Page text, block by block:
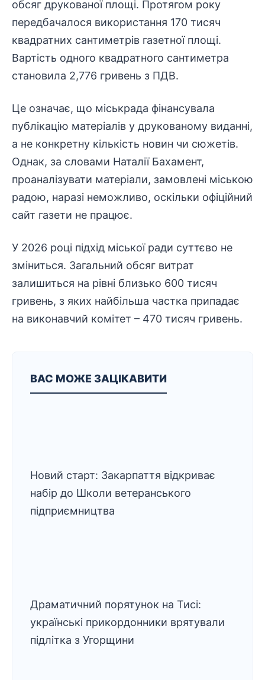
обсяг друкованої площі. Протягом року
передбачалося використання 170 тисяч
квадратних сантиметрів газетної площі.
Вартість одного квадратного сантиметра
становила 2,776 гривень з ПДВ.
Це означає, що міськрада фінансувала
публікацію матеріалів у друкованому виданні,
а не конкретну кількість новин чи сюжетів.
Однак, за словами Наталії Бахамент,
проаналізувати матеріали, замовлені міською
радою, наразі неможливо, оскільки офіційний
сайт газети не працює.
У 2026 році підхід міської ради суттєво не
зміниться. Загальний обсяг витрат
залишиться на рівні близько 600 тисяч
гривень, з яких найбільша частка припадає
на виконавчий комітет – 470 тисяч гривень.
ВАС МОЖЕ ЗАЦІКАВИТИ
Новий старт: Закарпаття відкриває
набір до Школи ветеранського
підприємництва
Драматичний порятунок на Тисі:
українські прикордонники врятували
підлітка з Угорщини